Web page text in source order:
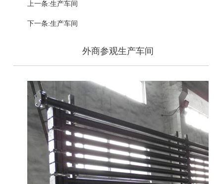
上一条:生产车间
下一条:生产车间
外商参观生产车间